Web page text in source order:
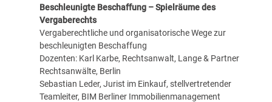
Beschleunigte Beschaffung – Spielräume des
Vergaberechts
Vergaberechtliche und organisatorische Wege zur
beschleunigten Beschaffung
Dozenten: Karl Karbe, Rechtsanwalt, Lange & Partner
Rechtsanwälte, Berlin
Sebastian Leder, Jurist im Einkauf, stellvertretender
Teamleiter, BIM Berliner Immobilienmanagement